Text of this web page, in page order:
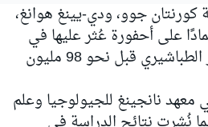
جوو، ودي-يينغ هوانغ،
على أحفورة عُثر عليها في
ميانمار وتعود إلى العصر الطباشيري قبل نحو 98 مليون
نانجينغ للجيولوجيا وعلم